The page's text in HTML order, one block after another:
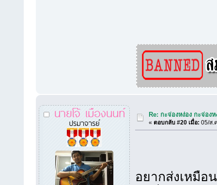
นายโจ้ เมืองนนท์
ปรมาจารย์
Re: กะจ่องหง่อง กะจ่องห
«ตอบกลับ #20 เมื่อ: 05/ส.
อยากส่งเหมือ